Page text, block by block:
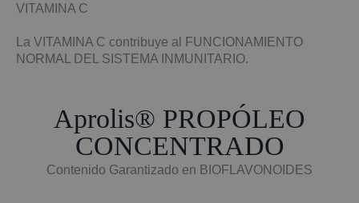
VITAMINA C
La VITAMINA C contribuye al FUNCIONAMIENTO
NORMAL DEL SISTEMA INMUNITARIO.
Aprolis® PROPÓLEO
CONCENTRADO
Contenido Garantizado en BIOFLAVONOIDES